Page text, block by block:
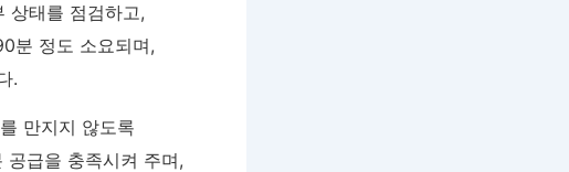
상태를 점검하고,
분 정도 소요되며,
.
만지지 않도록
공급을 충족시켜 주며,